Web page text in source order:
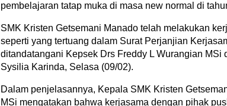
pembelajaran tatap muka di masa new normal di
SMK Kristen Getsemani Manado telah melakukan
seperti yang tertuang dalam Surat Perjanjian
ditandatangani Kepsek Drs Freddy L Wurangian MSi
Sysilia Karinda, Selasa (09/02).
Dalam penjelasannya, Kepala SMK Kristen
MSi mengatakan bahwa kerjasama dengan pihak